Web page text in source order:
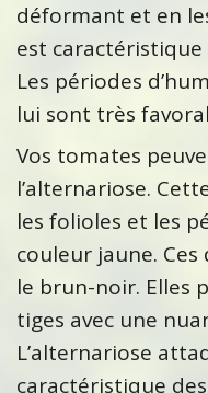
déformant et en
est
Les périodes
lui sont très
Vos tomates
l’alternariose.
les folioles et les
couleur jaune.
le brun-noir. Elles
tiges avec une
L’alternariose
caractéristique